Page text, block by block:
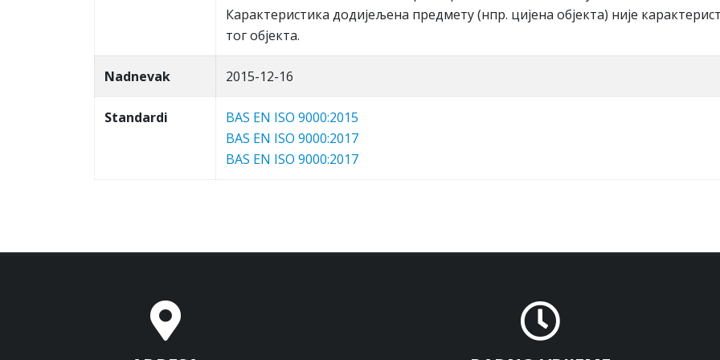
Кaрaктeристикa дoдиjeљeнa прeдмeту (нпр. циjeнa oбjeктa) ниje
тoг oбjeктa.
Nadnevak 2015-12-16
Standardi
BAS EN ISO 9000:2015
BAS EN ISO 9000:2017
BAS EN ISO 9000:2017